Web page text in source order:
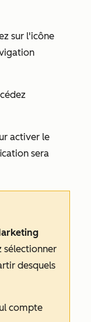
sur l'icône
activer le
sera
sélectionner
desquels
compte